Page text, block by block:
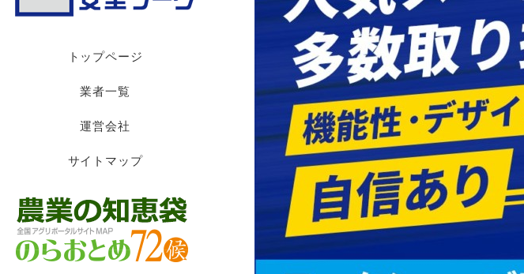
トップページ
業者一覧
運営会社
サイトマップ